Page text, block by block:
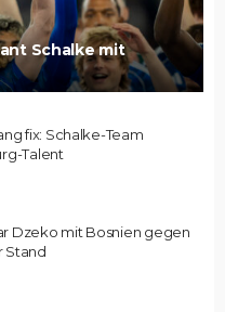
Schalke mit
fix: Schalke-Team
Talent
Dzeko mit Bosnien gegen
Stand